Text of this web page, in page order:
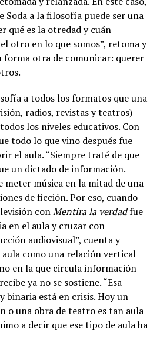
Soda a la filosofía puede ser una
qué es la otredad y cuán
otro en lo que somos”, retoma y
forma otra de comunicar: querer
a todos los formatos que una
radios, revistas y teatros)
los niveles educativos. Con
todo lo que vino después fue
el aula. “Siempre traté de que
un dictado de información.
meter música en la mitad de una
de ficción. Por eso, cuando
conMentira la verdadfue
en el aula y cruzar con
audiovisual”, cuenta y
aula como una relación vertical
en la que circula información
ya no se sostiene.“Esa
binaria está en crisis. Hoy un
o una obra de teatro es tan aula
a decir que ese tipo de aula ha